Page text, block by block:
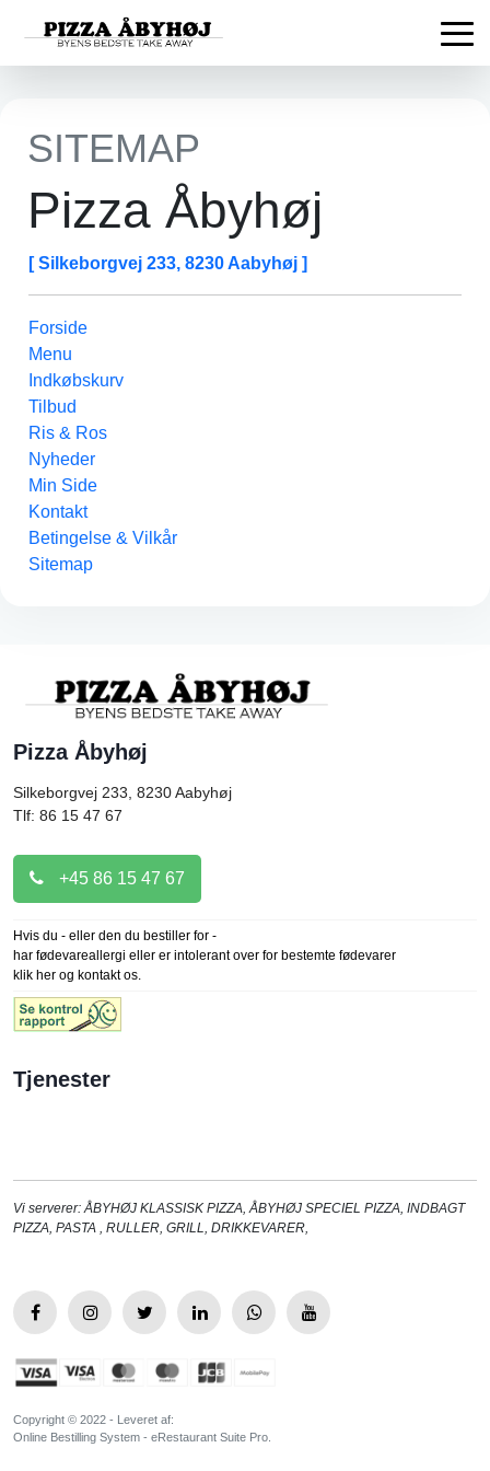
SITEMAP
Pizza Åbyhøj
[ Silkeborgvej 233, 8230 Aabyhøj ]
Forside
Menu
Indkøbskurv
Tilbud
Ris & Ros
Nyheder
Min Side
Kontakt
Betingelse & Vilkår
Sitemap
Pizza Åbyhøj
Silkeborgvej 233, 8230Aabyhøj
Tlf: 86 15 47 67
+45 86 15 47 67
Hvis du - eller den du bestiller for -
har fødevareallergi eller er intolerant over for bestemte fødevarer
klik her og kontakt os.
Tjenester
Vi serverer: ÅBYHØJ KLASSISK PIZZA ÅBYHØJ SPECIEL PIZZA INDBAGT
PIZZA PASTA RULLER GRILL DRIKKEVARER
Copyright © 2022 - Leveret af:
Online Bestilling System - eRestaurant Suite Pro.